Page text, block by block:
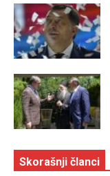
Skorašnji članci